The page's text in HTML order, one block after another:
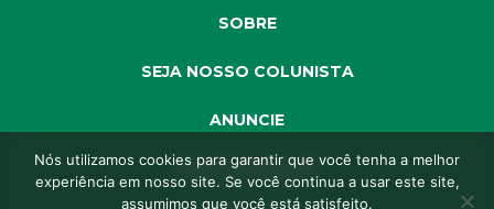
SOBRE
SEJA NOSSO COLUNISTA
ANUNCIE
SEJA APOIADOR
Nós utilizamos cookies para garantir que você tenha a melhor
experiência em nosso site. Se você continua a usar este site,
assumimos que você está satisfeito.